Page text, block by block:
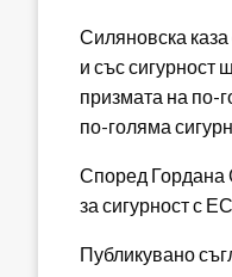
Силяновска
и със сигурност
призмата на по-
по-голяма
Според Гордана
за сигурност с
Публикувано